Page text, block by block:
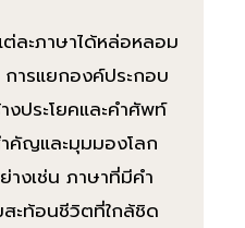
ละภาษาได้หล่อหลอม
ารแยกองค์ประกอบ
งประโยคและคำศัพท์
คัญและมุมมองโลก
างเช่น ภาษาที่มีคำ
ะท้อนชีวิตที่ใกล้ชิด